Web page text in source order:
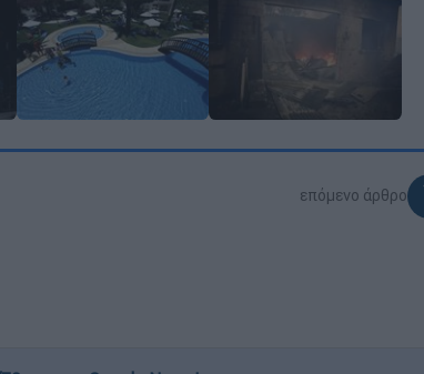
επόμενο άρθρο